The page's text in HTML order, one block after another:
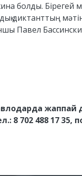
болды. Бірегей
диктанттың
Павел
жаппай
8 702 488 17 35,